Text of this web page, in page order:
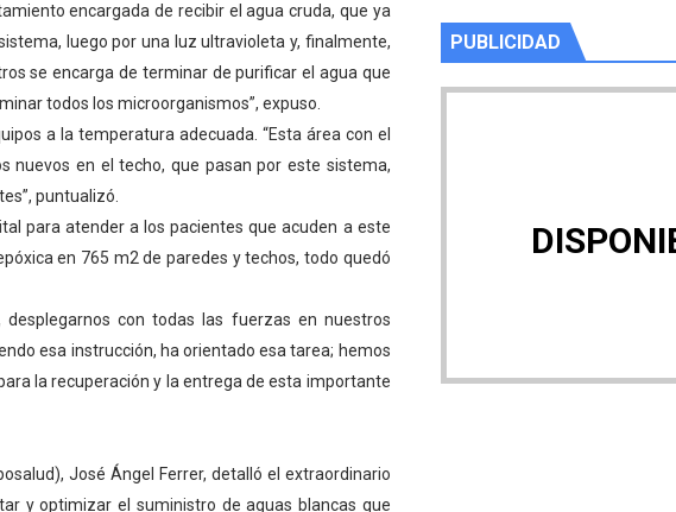
encargada de recibir el agua cruda, que ya
luego por una luz ultravioleta y, finalmente,
se encarga de terminar de purificar el agua que
todos los microorganismos”, expuso.
a la temperatura adecuada. “Esta área con el
nuevos en el techo, que pasan por este sistema,
puntualizó.
para atender a los pacientes que acuden a este
en 765 m2 de paredes y techos, todo quedó
desplegarnos con todas las fuerzas en nuestros
esa instrucción, ha orientado esa tarea; hemos
la recuperación y la entrega de esta importante
José Ángel Ferrer, detalló el extraordinario
y optimizar el suministro de aguas blancas que
PUBLICIDAD